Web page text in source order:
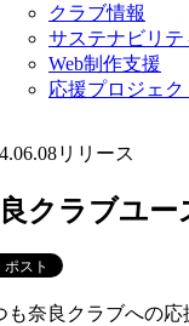
クラブ情報
サステナビリテ
Web制作支援
応援プロジェク
リリース
クラブユー
も奈良クラブへの応